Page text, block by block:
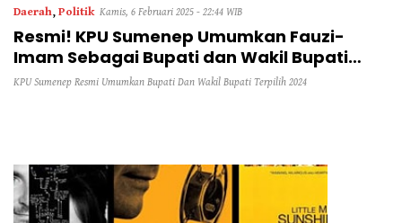
Daerah, Politik Kamis, 6 Februari 2025 - 22:44 WIB
Resmi! KPU Sumenep Umumkan Fauzi-
Imam Sebagai Bupati dan Wakil Bupati
Terpilih 2024
KPU Sumenep Resmi Umumkan Bupati Dan Wakil Bupati Terpilih 2024